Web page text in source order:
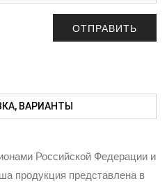
ВАРИАНТЫ
Российской Федерации и
продукция представлена в